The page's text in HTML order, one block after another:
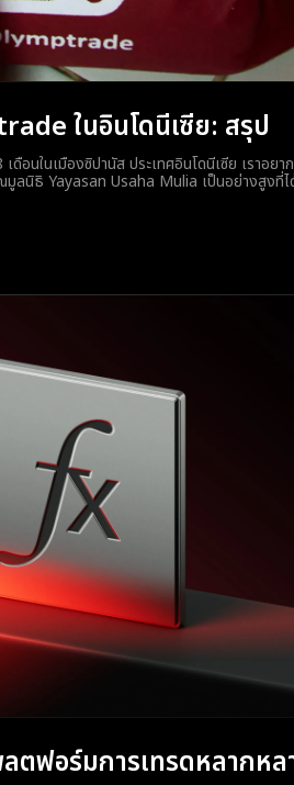
ในอินโดนีเซีย: สรุป
ดือนในเมืองซิปานัส ประเทศอินโดนีเซีย เราอย
ลนิธิ Yayasan Usaha Mulia เป็นอย่างสูงที่ได้
ฟอร์มการเทรดหลากห